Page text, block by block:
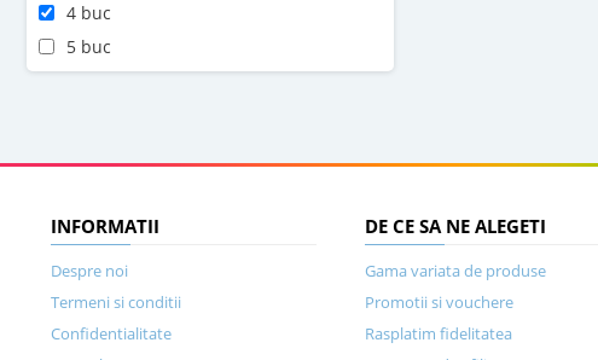
4 buc
5 buc
INFORMATII
Despre noi
Termeni si conditii
Confidentialitate
DE CE SA NE ALEGETI
Gama variata de produse
Promotii si vouchere
Rasplatim fidelitatea